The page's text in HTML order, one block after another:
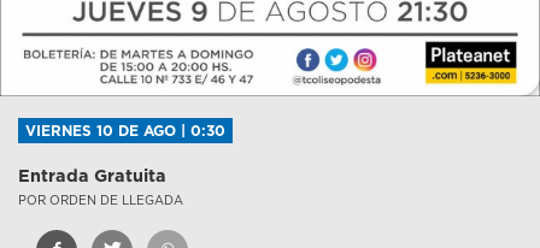
VIERNES 10 DE AGO | 0:30
Entrada Gratuita
POR ORDEN DE LLEGADA